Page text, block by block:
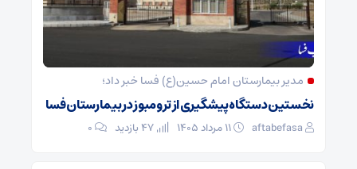
مدیر بیمارستان امام حسین(ع) فسا خبر داد؛
نخستین دستگاه پیشگیری از ترومبوز در بیمارستان فسا
aftabefasa ۰